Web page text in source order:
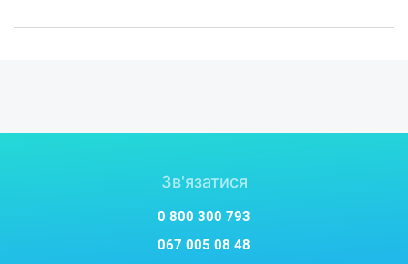
Зв'язатися
0 800 300 793
067 005 08 48